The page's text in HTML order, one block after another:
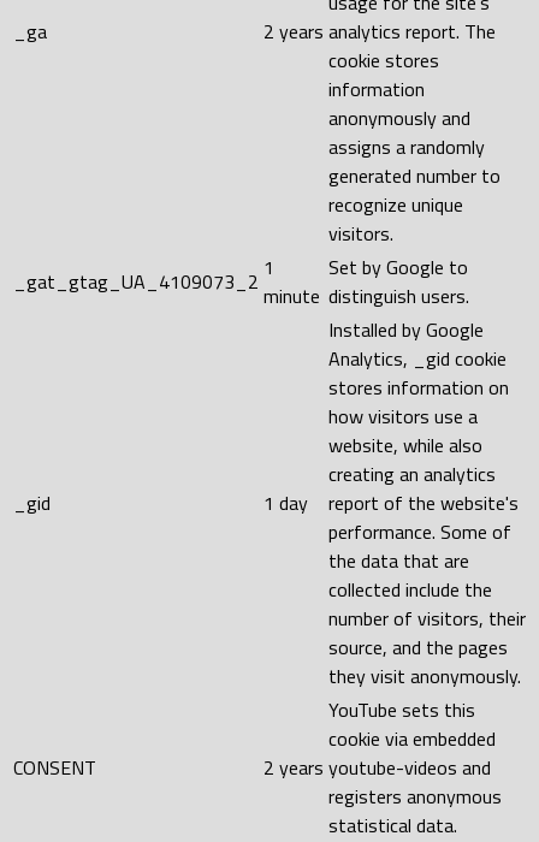
_ga 2 years analytics report. The
cookie stores
information
anonymously and
assigns a randomly
generated number to
recognize unique
visitors.
_gat_gtag_UA_4109073_2 1
minute
Set by Google to
distinguish users.
_gid 1 day
Installed by Google
Analytics, _gid cookie
stores information on
how visitors use a
website, while also
creating an analytics
report of the website's
performance. Some of
the data that are
collected include the
number of visitors, their
source, and the pages
they visit anonymously.
CONSENT 2 years
YouTube sets this
cookie via embedded
youtube-videos and
registers anonymous
statistical data.